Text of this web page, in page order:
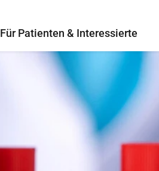
Für Patienten & Interessierte